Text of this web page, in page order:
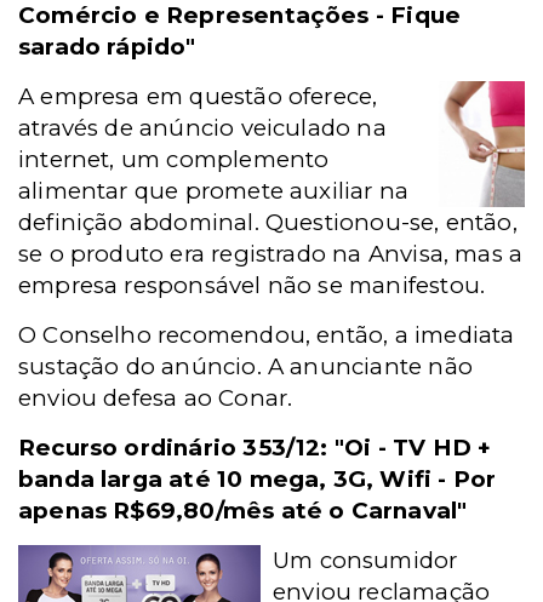
Comércio e Representações - Fique
sarado rápido"
A empresa em questão oferece,
através de anúncio veiculado na
internet, um complemento
alimentar que promete auxiliar na
definição abdominal. Questionou-se, então,
se o produto era registrado na Anvisa, mas a
empresa responsável não se manifestou.
O Conselho recomendou, então, a imediata
sustação do anúncio. A anunciante não
enviou defesa ao Conar.
Recurso ordinário 353/12: "Oi - TV HD +
banda larga até 10 mega, 3G, Wifi - Por
apenas R$69,80/mês até o Carnaval"
Um consumidor
enviou reclamação